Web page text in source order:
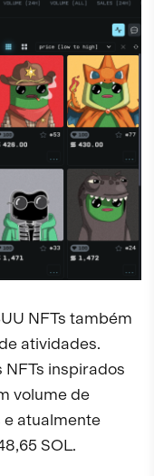
NFTs também
atividades.
NFTs inspirados
volume de
e atualmente
SOL.